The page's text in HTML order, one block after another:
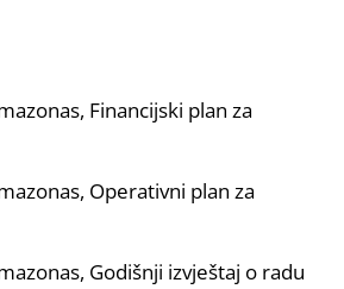
Financijski plan za
Operativni plan za
Godišnji izvještaj o radu